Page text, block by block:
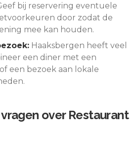
bij reservering eventuele
door zodat de
mee kan houden.
Haaksbergen heeft veel
een diner met een
een bezoek aan lokale
over Restaurant